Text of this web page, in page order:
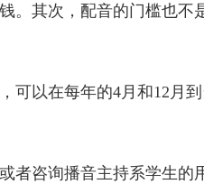
。其次，配音的门槛也不
可以在每年的4月和12月
者咨询播音主持系学生的